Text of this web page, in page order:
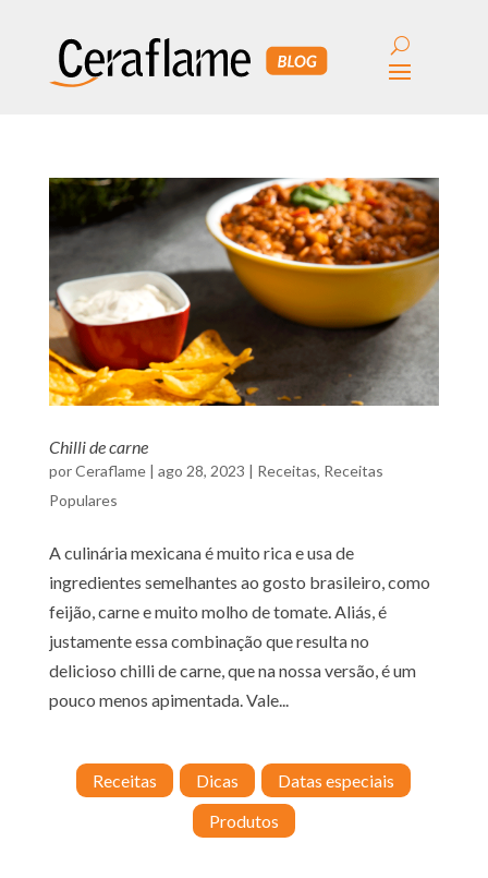
Chilli de carne
porCeraflame| ago 28, 2023 | Receitas, Receitas
Populares
A culinária mexicana é muito rica e usa de
ingredientes semelhantes ao gosto brasileiro, como
feijão, carne e muito molho de tomate. Aliás, é
justamente essa combinação que resulta no
delicioso chilli de carne, que na nossa versão, é um
pouco menos apimentada. Vale...
Receitas Dicas
Datas especiais
Produtos